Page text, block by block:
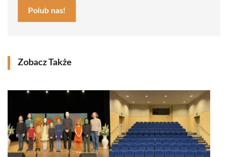
Polub nas!
Zobacz Także